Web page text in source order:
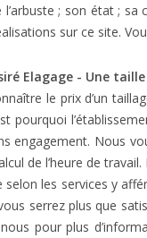
; son état ;
sur ce site.
Elagage - Une
le prix d’un
pourquoi
engagement. Nous
de l’heure de
selon les services y
serrez plus que
pour plus